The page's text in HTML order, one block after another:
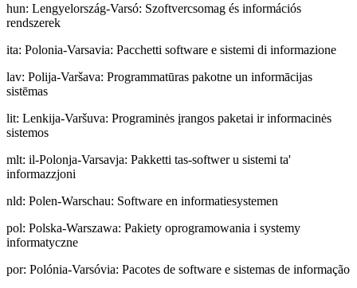
hun: Lengyelország-Varsó: Szoftvercsomag és információs
rendszerek
ita: Polonia-Varsavia: Pacchetti software e sistemi di informazione
lav: Polija-Varšava: Programmatūras pakotne un informācijas
sistēmas
lit: Lenkija-Varšuva: Programinės įrangos paketai ir informacinės
sistemos
mlt: il-Polonja-Varsavja: Pakketti tas-softwer u sistemi ta'
informazzjoni
nld: Polen-Warschau: Software en informatiesystemen
pol: Polska-Warszawa: Pakiety oprogramowania i systemy
informatyczne
por: Polónia-Varsóvia: Pacotes de software e sistemas de informação